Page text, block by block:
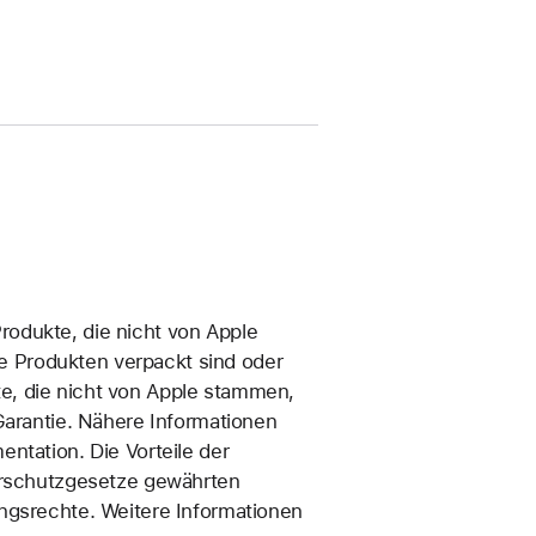
die nicht von Apple
Produkten verpackt sind oder
die nicht von Apple stammen,
Nähere Informationen
Die Vorteile der
gewährten
Weitere Informationen